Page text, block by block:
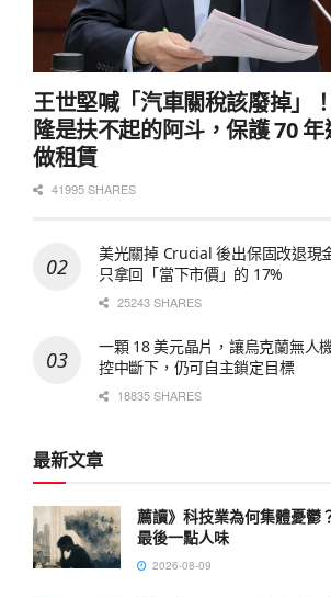
王世堅喊「汽車關稅該廢掉」
隆是扶不起的阿斗，保護 70 年
做租賃
41995 SHARES
美光關掉 Crucial 後出保固改退現
只拿回「當下市價」的 17%
25243 SHARES
一顆 18 美元晶片，讓烏克蘭無人
控中斷下，仍可自主鎖定目標
18835 SHARES
最新文章
薦讀》科技業為何集體憂鬱
最後一點人味
2026-08-09